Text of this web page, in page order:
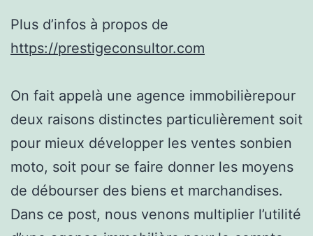
Plus d’infos à propos de
https://prestigeconsultor.com
On fait appelà une agence immobilièrepour
deux raisons distinctes particulièrement soit
pour mieux développer les ventes sonbien
moto, soit pour se faire donner les moyens
de débourser des biens et marchandises.
Dans ce post, nous venons multiplier l’utilité